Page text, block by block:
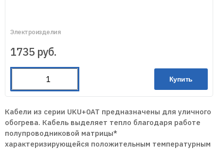
Электроизделия
1735 руб.
Купить
Кабели из серии UKU+0AT предназначены для уличного
обогрева. Кабель выделяет тепло благодаря работе
полупроводниковой матрицы*
характеризирующейся положительным температурным